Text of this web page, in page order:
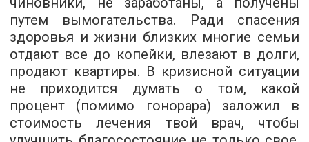
путем вымогательства. Ради спасения
здоровья и жизни близких многие семьи
отдают все до копейки, влезают в долги,
продают квартиры. В кризисной ситуации
не приходится думать о том, какой
процент (помимо гонорара) заложил в
стоимость лечения твой врач, чтобы